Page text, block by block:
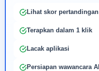
Lihat skor
Terapkan dalam 1 klik
Lacak aplikasi
Persiapan wawancara AI